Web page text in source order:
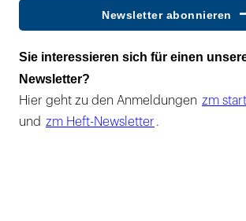
Newsletter abonnieren
Sie interessieren sich für einen
Newsletter?
Hier geht zu den Anmeldungen zm
und zm Heft-Newsletter .